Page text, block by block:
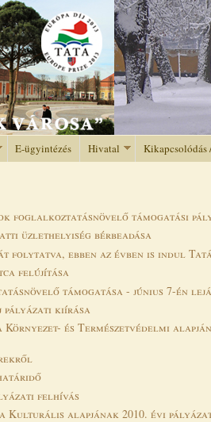
to navigation
E-ügyintézés Hivatal Kikapcsolódás
foglalkoztatásnövelő támogatási
üzlethelyiség bérbeadása
ebben az évben is indul
felújítása
támogatása - június 7-én
pályázati kiírása
és Természetvédelmi
felhívás
Kulturális alapjának 2010. évi